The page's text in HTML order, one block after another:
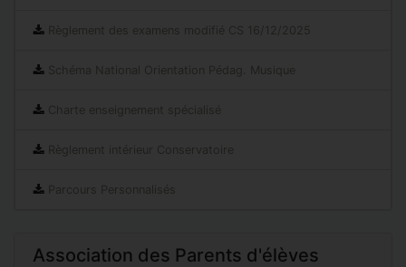
Règlement des examens modifié CS 16/12/2025
Schéma National Orientation Pédag. Musique
Charte enseignement spécialisé
Règlement intérieur Conservatoire
Parcours Personnalisés
Association des Parents d'élèves